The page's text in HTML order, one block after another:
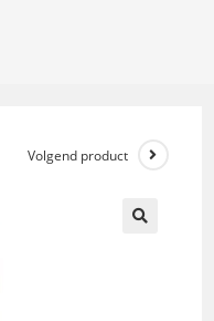
Volgend product